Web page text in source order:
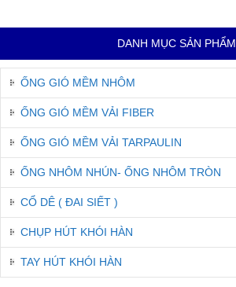
DANH MỤC SẢN PHẨM
ỐNG GIÓ MỀM NHÔM
ỐNG GIÓ MỀM VẢI FIBER
ỐNG GIÓ MỀM VẢI TARPAULIN
ỐNG NHÔM NHÚN- ỐNG NHÔM TRÒN
CỔ DÊ ( ĐAI SIẾT )
CHỤP HÚT KHÓI HÀN
TAY HÚT KHÓI HÀN